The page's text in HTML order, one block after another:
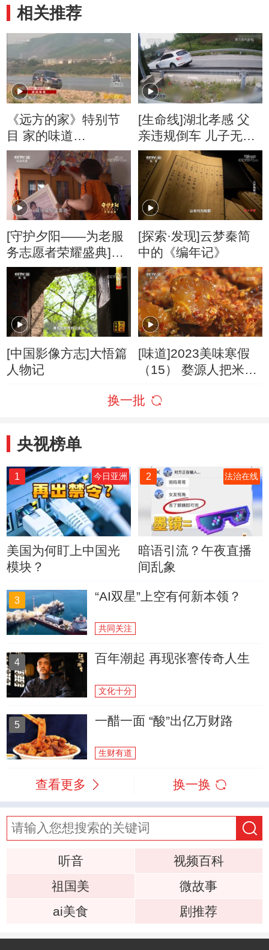
相关推荐
《远方的家》特别节
目 家的味道
20160205
[生命线]湖北孝感 父
亲违规倒车 儿子无情
拆穿
[守护夕阳——为老服
务志愿者荣耀盛典]郝
应南：孝感“关爱失独
家庭”志愿者
[探索·发现]云梦秦简
中的《编年记》
[中国影像方志]大悟篇
人物记
[味道]2023美味寒假
（15） 婺源人把米酒
极致
换一批
央视榜单
1 今日亚洲
美国为何盯上中国光
模块？
2 法治在线
暗语引流？午夜直播
间乱象
3 “AI双星”上空有何新本领？
共同关注
4 百年潮起 再现张謇传奇人生
文化十分
5 一醋一面 “酸”出亿万财路
生财有道
查看更多 换一换
听音
视频百科
祖国美
微故事
ai美食
剧推荐